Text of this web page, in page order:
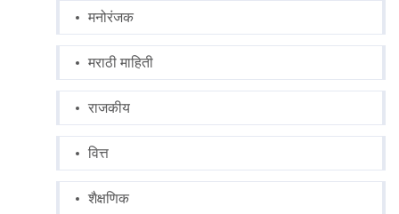
मनोरंजक
मराठी माहिती
राजकीय
वित्त
शैक्षणिक